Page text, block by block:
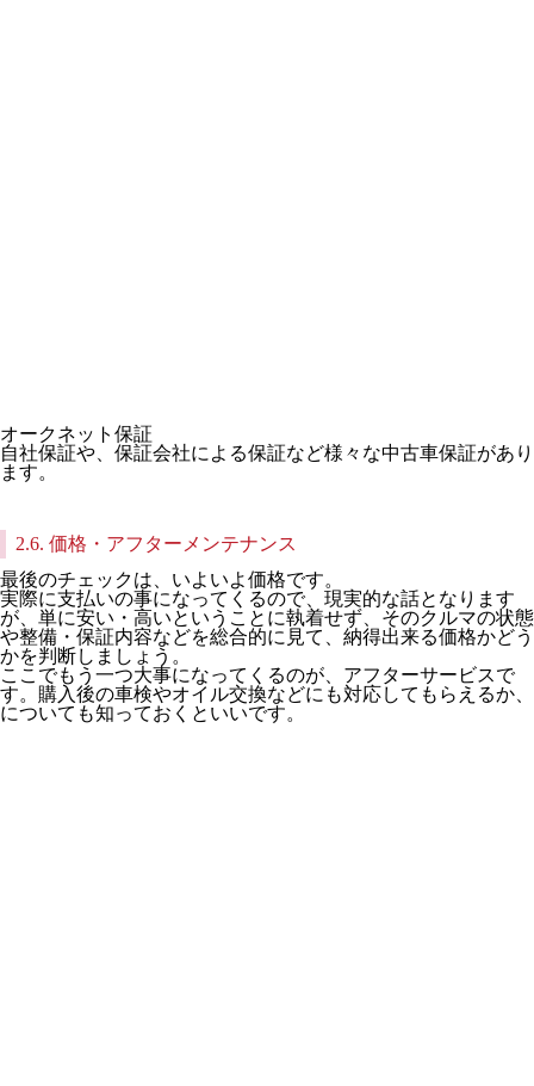
オークネット保証
自社保証や、保証会社による保証など様々な中古車保証があり
ます。
2.6. 価格・アフターメンテナンス
最後のチェックは、いよいよ価格です。
実際に支払いの事になってくるので、現実的な話となります
が、単に安い・高いということに執着せず、そのクルマの状態
や整備・保証内容などを総合的に見て、納得出来る価格かどう
かを判断しましょう。
ここでもう一つ大事になってくるのが、アフターサービスで
す。購入後の車検やオイル交換などにも対応してもらえるか、
についても知っておくといいです。